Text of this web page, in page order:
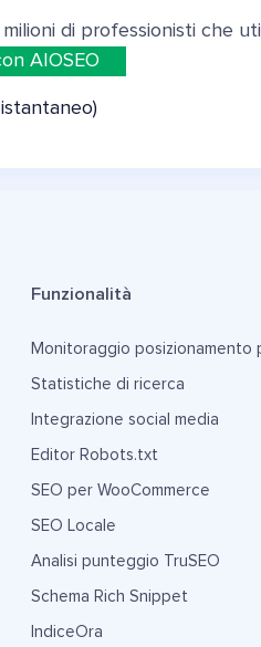
di professionisti che
AIOSEO
Funzionalità
Monitoraggio posizionamento
Statistiche di ricerca
Integrazione social media
Editor Robots.txt
SEO per WooCommerce
SEO Locale
Analisi punteggio TruSEO
Schema Rich Snippet
IndiceOra